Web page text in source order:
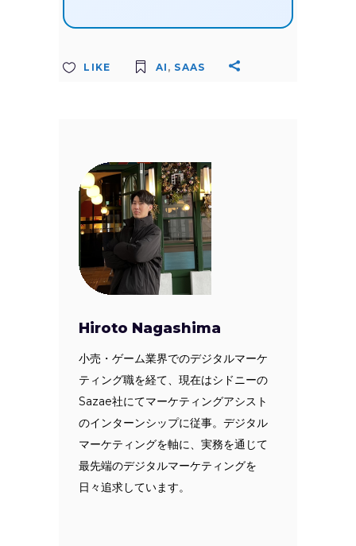
LIKE AI , SAAS
Hiroto Nagashima
小売・ゲーム業界でのデジタルマーケ
ティング職を経て、現在はシドニーの
Sazae社にてマーケティングアシスト
のインターンシップに従事。デジタル
マーケティングを軸に、実務を通じて
最先端のデジタルマーケティングを
日々追求しています。